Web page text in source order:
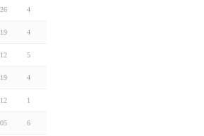
4
4
5
4
1
6